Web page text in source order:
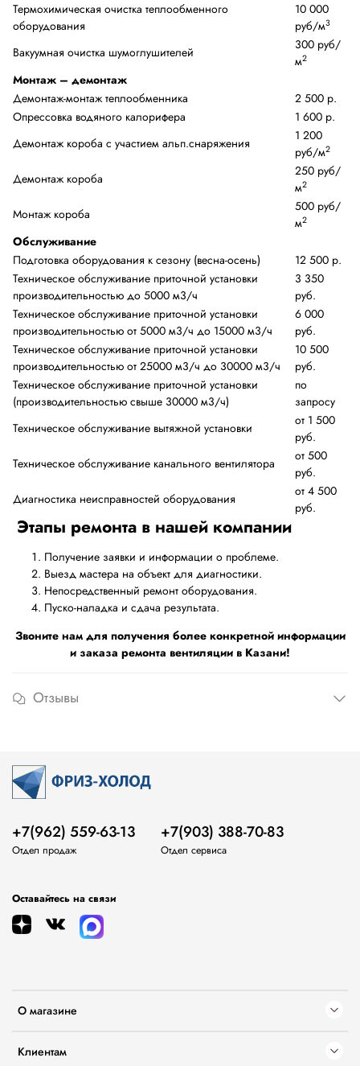
Термохимическая очистка теплообменного
оборудования
10 000
руб/м3
Вакуумная очистка шумоглушителей
300 руб/
м2
Монтаж – демонтаж
Демонтаж-монтаж теплообменника
2 500 р.
Опрессовка водяного калорифера
1 600 р.
Демонтаж короба с участием альп.снаряжения
1 200
руб/м2
Демонтаж короба
250 руб/
м2
Монтаж короба
500 руб/
м2
Обслуживание
Подготовка оборудования к сезону (весна-осень)
12 500 р.
Техническое обслуживание приточной установки
производительностью до 5000 м3/ч
3 350
руб.
Техническое обслуживание приточной установки
производительностью от 5000 м3/ч до 15000 м3/ч
6 000
руб.
Техническое обслуживание приточной установки
производительностью от 25000 м3/ч до 30000 м3/ч
10 500
руб.
Техническое обслуживание приточной установки
(производительностью свыше 30000 м3/ч)
по
запросу
Техническое обслуживание вытяжной установки
от 1 500
руб.
Техническое обслуживание канального вентилятора
от 500
руб.
Диагностика неисправностей оборудования
от 4 500
руб.
Этапы ремонта в нашей компании
Получение заявки и информации о проблеме.
Выезд мастера на объект для диагностики.
Непосредственный ремонт оборудования.
Пуско-наладка и сдача результата.
Звоните нам для получения более конкретной информации
и заказа ремонта вентиляции в Казани!
Отзывы
О магазине
Клиентам
+7(962) 559-63-13
Отдел продаж
+7(903) 388-70-83
Отдел сервиса
Оставайтесь на связи